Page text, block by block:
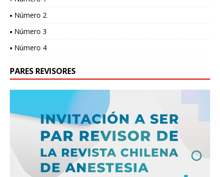
▪ Número 2
▪ Número 3
▪ Número 4
PARES REVISORES